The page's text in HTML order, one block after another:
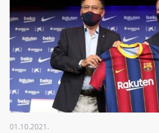
01.10.2021.